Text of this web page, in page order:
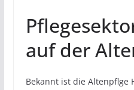
auf der
Bekannt ist die Altenpflge